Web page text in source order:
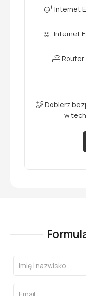
Internet
Internet
Router
Dobierz
w